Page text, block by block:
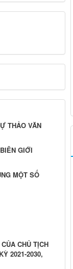
THẢO VĂN
GIỚI
MỘT SỐ
CHỦ TỊCH
2021-2030,